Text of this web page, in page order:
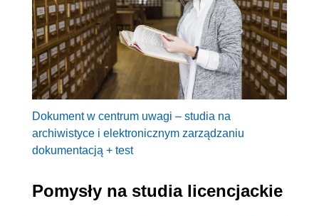
Dokument w centrum uwagi – studia na
archiwistyce i elektronicznym zarządzaniu
dokumentacją + test
Pomysły na studia licencjackie